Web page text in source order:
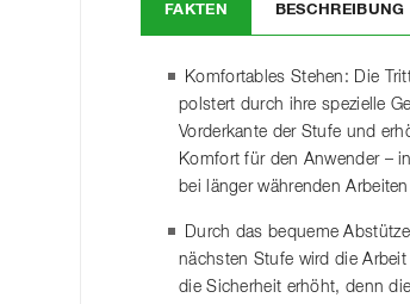
FAKTEN BESCHREIBUNG
Komfortables Stehen: Die
polstert durch ihre spezielle
Vorderkante der Stufe und
Komfort für den Anwender –
bei länger währenden
Durch das bequeme
nächsten Stufe wird die
die Sicherheit erhöht, denn